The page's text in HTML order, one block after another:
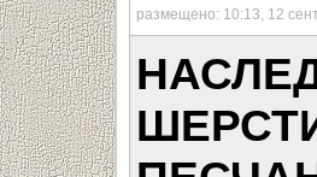
размещено: 10:13, 12